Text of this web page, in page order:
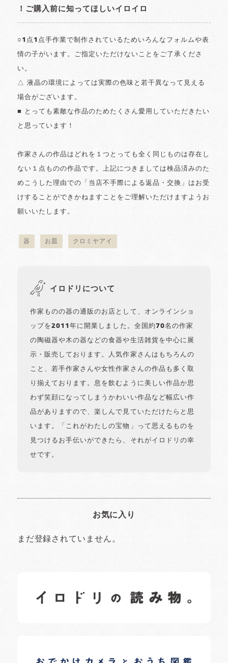
！ご購入前に知ってほしいイロイロ
○1点1点手作業で制作されているためいろんなフォルムや表
情の子がいます。ご指定いただけないことをご了承くださ
い。
△ 液晶の環境によっては実際の色味と若干異なって見える
場合がございます。
■ とっても素敵な作品のためたくさん愛用していただきたい
と思っています！
作家さんの作品はどれを１つとっても全く同じものは存在し
ない１点ものの作品です。上記につきましては検品済みのた
めこうした理由での「当店不手際による返品・交換」はお受
けすることができかねますことをご理解いただけますようお
願いいたします。
器 お皿 クロミヤアイ
イロドリについて
作家ものの器の通販のお店として、オンラインショ
ップを2011年に開業しました。全国約70名の作家
の陶磁器や木の器などの食器や生活雑貨を中心に展
示・販売しております。人気作家さんはもちろんの
こと、若手作家さんや女性作家さんの作品も多く取
り揃えております。息を飲むように美しい作品か思
わず笑顔になってしまうかわいい作品など幅広い作
品がありますので、楽しんで見ていただけたらと思
います。「これがわたしの宝物」って思えるものを
見つけるお手伝いができたら、それがイロドリの幸
せです。
お気に入り
まだ登録されていません。
日常の様子など随時更新中です。
日常の様子など随時更新中です。